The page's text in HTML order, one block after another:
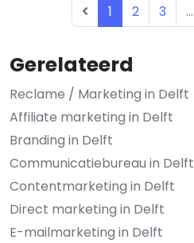
Gerelateerd
Reclame / Marketing in Delft
Affiliate marketing in Delft
Branding in Delft
Communicatiebureau in Delft
Contentmarketing in Delft
Direct marketing in Delft
E-mailmarketing in Delft
1 2 3 ...